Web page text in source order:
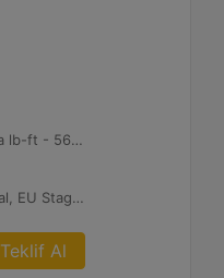
417 1.500 dev/dk.da lb-ft - 566 1.500 dev/dk.da Nm
U.S. EPA Tier 4 Final, EU Stage V, Japan 2014
Teklif Al